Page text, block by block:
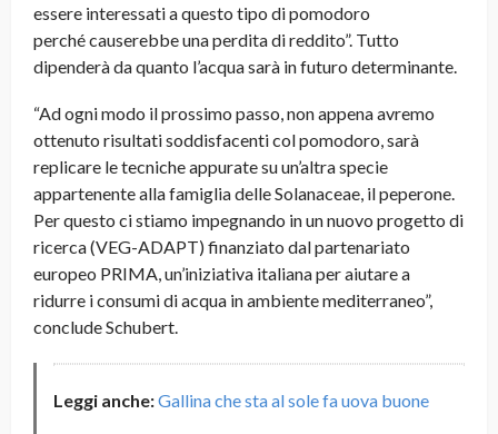
essere interessati a questo tipo di pomodoro
perché causerebbe una perdita di reddito”. Tutto
dipenderà da quanto l’acqua sarà in futuro determinante.
“Ad ogni modo il prossimo passo, non appena avremo
ottenuto risultati soddisfacenti col pomodoro, sarà
replicare le tecniche appurate su un’altra specie
appartenente alla famiglia delle Solanaceae, il peperone.
Per questo ci stiamo impegnando in un nuovo progetto di
ricerca (VEG-ADAPT) finanziato dal partenariato
europeo PRIMA, un’iniziativa italiana per aiutare a
ridurre i consumi di acqua in ambiente mediterraneo”,
conclude Schubert.
Leggi anche:Gallina che sta al sole fa uova buone